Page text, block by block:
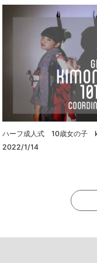
ハーフ成人式 10歳女の子
2022/1/14